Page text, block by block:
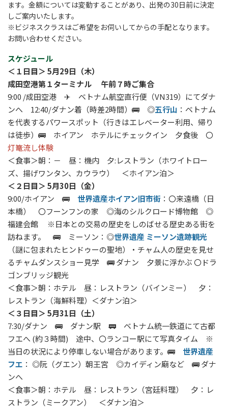
ます。金額については変動することがあり、出発の30日前に決定
しご案内いたします。
※ビジネスクラスはご希望をお伺いしてからの手配となります。
お問い合わせください。
スケジュール
＜１日目＞ 5月29日（木）
成田空港第１ターミナル 午前７時ご集合
9:00 /成田空港 ✈ ベトナム航空直行便（VN319）にてダナ
ンへ 12:40/ダナン着（時差2時間）🚌 ◎五行山 ：ベトナム
を代表するパワースポット（行きはエレベーター利用、帰り
は徒歩）🚌 ホイアン ホテルにチェックイン 夕食後 〇
灯篭流し体験
＜食事＞朝：－ 昼：機内 夕:レストラン（ホワイトロー
ズ、揚げワンタン、カウラウ） ＜ホイアン泊＞
＜２日目＞ 5月30日（金）
9:00/ホイアン 🚌 世界遺産ホイアン旧市街 ：〇来遠橋（日
本橋） 〇フーンフンの家 ◎海のシルクロード博物館 ◎
福建会館 ※日本との交易の歴史をしのばせる歴史ある街を
訪ねます。 🚌 ミーソン：◎世界遺産 ミーソン遺跡観光
（謎に包まれたヒンドゥーの聖地）・チャム人の歴史を見せ
るチャムダンスショー見学 🚌 ダナン 夕景に浮かぶ 〇ドラ
ゴンブリッジ観光
＜食事＞朝：ホテル 昼：レストラン（バインミー） 夕：
レストラン（海鮮料理）＜ダナン泊＞
＜３日目＞ 5月31日（土）
7:30/ダナン 🚌 ダナン駅 🚃 ベトナム統一鉄道にて古都
フエへ (約３時間) 途中、〇ランコー駅にて写真タイム ※
当日の状況により停車しない場合があります。🚌 世界遺産
フエ ： ◎阮（グエン）朝王宮 ◎カイディン廟など 🚌 ダナ
ンへ
＜食事＞朝：ホテル 昼：レストラン（宮廷料理） 夕：レ
ストラン（ミークアン） ＜ダナン泊＞